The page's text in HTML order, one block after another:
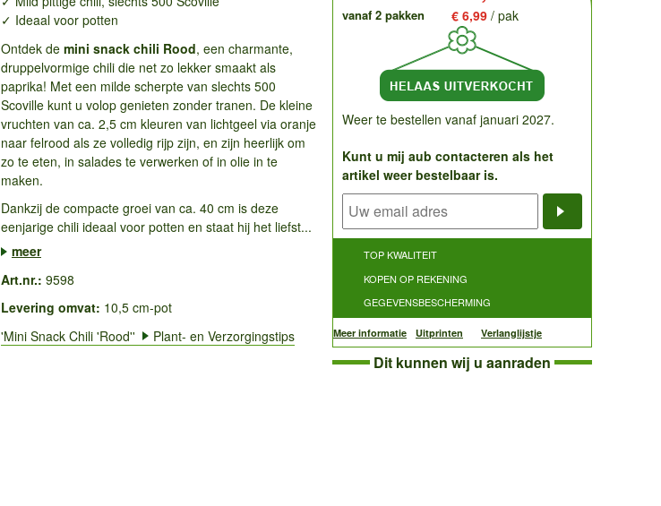
✓ Ideaal voor potten
Ontdek de mini snack chili Rood, een charmante,
druppelvormige chili die net zo lekker smaakt als
paprika! Met een milde scherpte van slechts 500
Scoville kunt u volop genieten zonder tranen. De kleine
vruchten van ca. 2,5 cm kleuren van lichtgeel via oranje
naar felrood als ze volledig rijp zijn, en zijn heerlijk om
zo te eten, in salades te verwerken of in olie in te
maken.
Dankzij de compacte groei van ca. 40 cm is deze
eenjarige chili ideaal voor potten en staat hij het liefst...
meer
Art.nr.: 9598
Levering omvat: 10,5 cm-pot
'Mini Snack Chili 'Rood''
Plant- en Verzorgingstips
vanaf 2 pakken € 6,99 / pak
Weer te bestellen vanaf januari 2027.
Kunt u mij aub contacteren als het
artikel weer bestelbaar is.
TOP KWALITEIT
KOPEN OP REKENING
GEGEVENSBESCHERMING
Meer informatie Uitprinten Verlanglijstje
Dit kunnen wij u aanraden